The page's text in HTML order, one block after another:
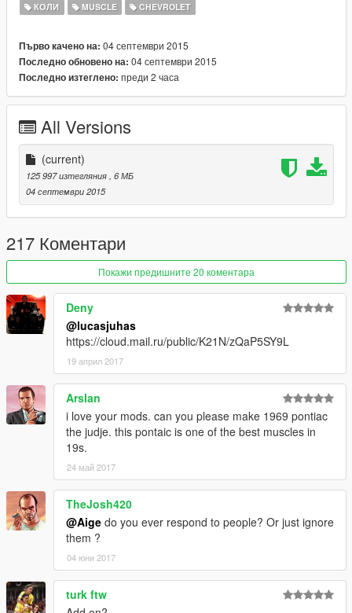
КОЛИ MUSCLE CHEVROLET
Първо качено на: 04 септември 2015
Последно обновено на: 04 септември 2015
Последно изтеглено: преди 2 часа
All Versions
(current)
125 997 изтегляния , 6 МБ
04 септември 2015
217 Коментари
Покажи предишните 20 коментара
Deny
@lucasjuhas
https://cloud.mail.ru/public/K21N/zQaP5SY9L
19 април 2017
ArsIan
i love your mods. can you please make 1969 pontiac
the judje. this pontaic is one of the best muscles in
19s.
24 май 2017
TheJosh420
@Aige do you ever respond to people? Or just ignore
them ?
04 юни 2017
turk ftw